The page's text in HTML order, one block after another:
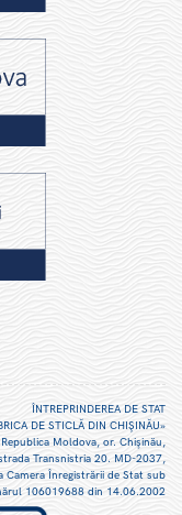
ÎNTREPRINDEREA DE STAT
DE STICLĂ DIN CHIŞINĂU»
Republica Moldova, or. Chişinău,
Transnistria 20. MD-2037,
Camera Înregistrării de Stat sub
106019688 din 14.06.2002